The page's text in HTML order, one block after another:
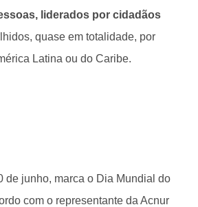
liderados por cidadãos
quase em totalidade, por
Latina ou do Caribe.
de junho, marca o Dia Mundial do
com o representante da Acnur